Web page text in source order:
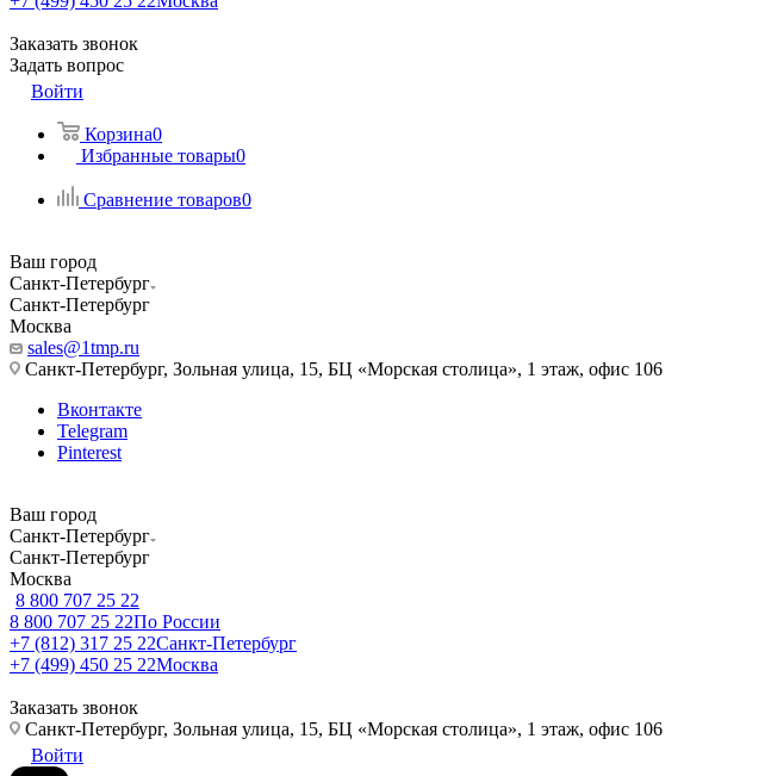
Заказать звонок
Задать вопрос
Войти
Корзина0
Избранные товары0
Сравнение товаров0
Ваш город
Санкт-Петербург
Санкт-Петербург
Москва
sales@1tmp.ru
Санкт-Петербург, Зольная улица, 15, БЦ «Морская столица», 1 этаж, офис 106
Вконтакте
Telegram
Pinterest
Ваш город
Санкт-Петербург
Санкт-Петербург
Москва
8 800 707 25 22
8 800 707 25 22По России
+7 (812) 317 25 22Санкт-Петербург
+7 (499) 450 25 22Москва
Заказать звонок
Санкт-Петербург, Зольная улица, 15, БЦ «Морская столица», 1 этаж, офис 106
Войти